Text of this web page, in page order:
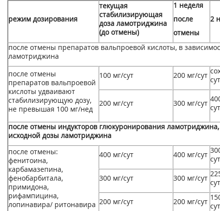
режим дозирования
текущая
стабилизирующая
доза ламотриджина
(до отмены)
1 неделя
после
отмены
2
после отмены препаратов вальпроевой кислоты, в
ламотриджина
после отмены
препаратов вальпроевой
кислоты удваивают
стабилизирующую дозу,
не превышая 100 мг/нед
100 мг/сут 200 мг/сут
200 мг/сут 300 мг/сут сут
после отмены индукторов глюкуронирования
исходной дозы ламотриджина
после отмены:
фенитоина,
карбамазепина,
фенобарбитала,
примидона,
рифампицина,
лопинавира/ ритонавира
400 мг/сут 400 мг/сут сут
300 мг/сут 300 мг/сут сут
200 мг/сут 200 мг/сут сут